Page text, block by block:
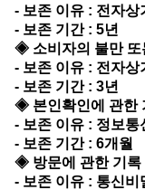
- 보존 이유 : 전자상
- 보존 기간 : 5년
◈ 소비자의 불만 또
- 보존 이유 : 전자상
- 보존 기간 : 3년
◈ 본인확인에 관한
- 보존 이유 : 정보통
- 보존 기간 : 6개월
◈ 방문에 관한 기록
- 보존 이유 : 통신비